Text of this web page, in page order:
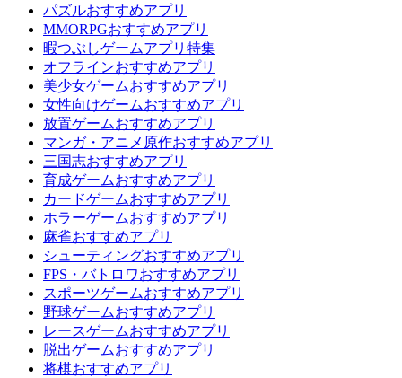
パズルおすすめアプリ
MMORPGおすすめアプリ
暇つぶしゲームアプリ特集
オフラインおすすめアプリ
美少女ゲームおすすめアプリ
女性向けゲームおすすめアプリ
放置ゲームおすすめアプリ
マンガ・アニメ原作おすすめアプリ
三国志おすすめアプリ
育成ゲームおすすめアプリ
カードゲームおすすめアプリ
ホラーゲームおすすめアプリ
麻雀おすすめアプリ
シューティングおすすめアプリ
FPS・バトロワおすすめアプリ
スポーツゲームおすすめアプリ
野球ゲームおすすめアプリ
レースゲームおすすめアプリ
脱出ゲームおすすめアプリ
将棋おすすめアプリ